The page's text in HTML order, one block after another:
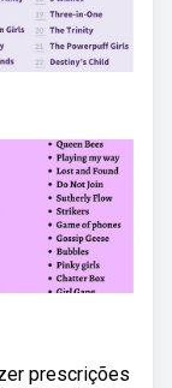
prescrições